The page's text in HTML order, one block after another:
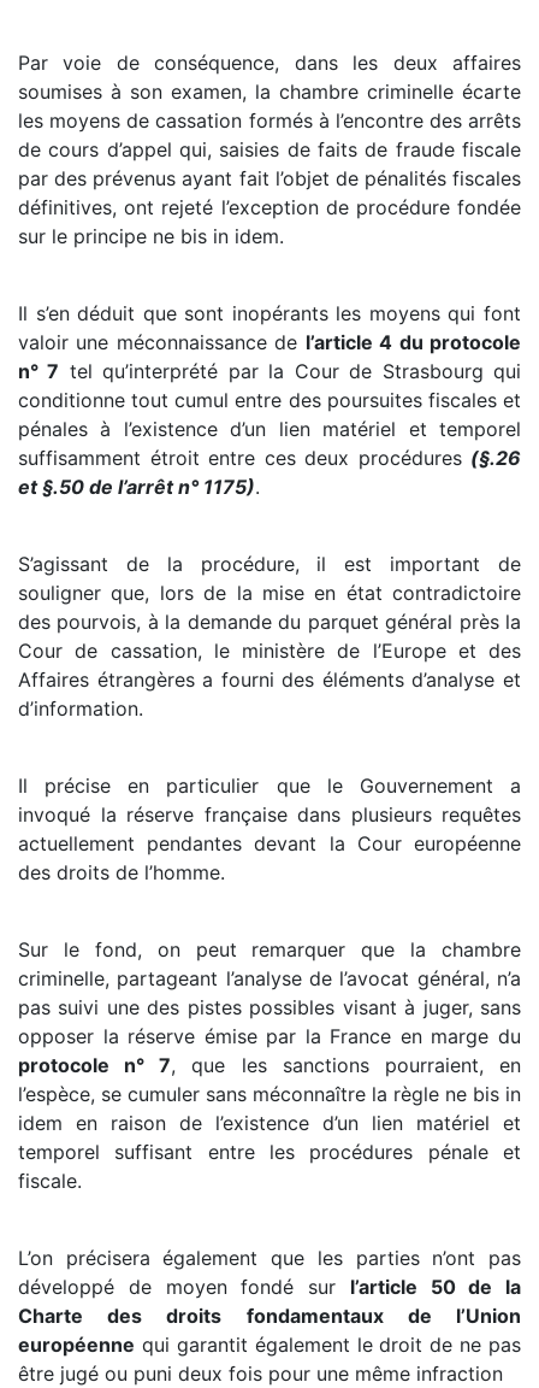
Par voie de conséquence, dans les deux affaires
soumises à son examen, la chambre criminelle écarte
les moyens de cassation formés à l’encontre des arrêts
de cours d’appel qui, saisies de faits de fraude fiscale
par des prévenus ayant fait l’objet de pénalités fiscales
définitives, ont rejeté l’exception de procédure fondée
sur le principe ne bis in idem.
Il s’en déduit que sont inopérants les moyens qui font
valoir une méconnaissance de l’article 4 du protocole
n° 7 tel qu’interprété par la Cour de Strasbourg qui
conditionne tout cumul entre des poursuites fiscales et
pénales à l’existence d’un lien matériel et temporel
suffisamment étroit entre ces deux procédures (§.26
et §.50 de l’arrêt n° 1175).
S’agissant de la procédure, il est important de
souligner que, lors de la mise en état contradictoire
des pourvois, à la demande du parquet général près la
Cour de cassation, le ministère de l’Europe et des
Affaires étrangères a fourni des éléments d’analyse et
d’information.
Il précise en particulier que le Gouvernement a
invoqué la réserve française dans plusieurs requêtes
actuellement pendantes devant la Cour européenne
des droits de l’homme.
Sur le fond, on peut remarquer que la chambre
criminelle, partageant l’analyse de l’avocat général, n’a
pas suivi une des pistes possibles visant à juger, sans
opposer la réserve émise par la France en marge du
protocole n° 7, que les sanctions pourraient, en
l’espèce, se cumuler sans méconnaître la règle ne bis in
idem en raison de l’existence d’un lien matériel et
temporel suffisant entre les procédures pénale et
fiscale.
L’on précisera également que les parties n’ont pas
développé de moyen fondé sur l’article 50 de la
Charte des droits fondamentaux de l’Union
européenne qui garantit également le droit de ne pas
être jugé ou puni deux fois pour une même infraction